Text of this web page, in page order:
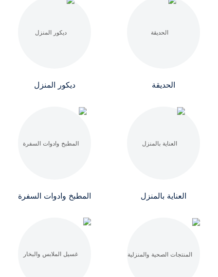
الحديقة ديكور المنزل
العناية بالمنزل المطبخ وادوات السفرة